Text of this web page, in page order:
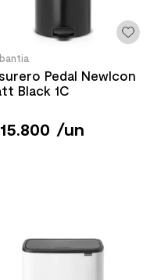
Pedal Newlcon
Black 1C
.800 /un